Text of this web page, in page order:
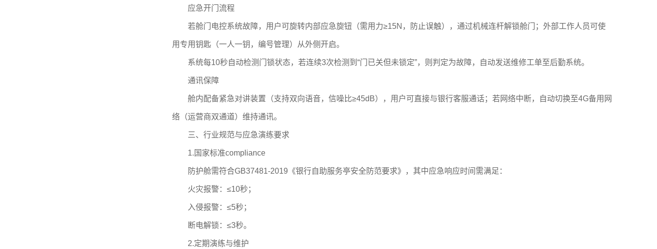
应急开门流程
若舱门电控系统故障，用户可旋转内部应急旋钮（需用力≥15N，防止误触），通过机械连杆解锁舱门；外部工作人员可使
用专用钥匙（一人一钥，编号管理）从外侧开启。
系统每10秒自动检测门锁状态，若连续3次检测到“门已关但未锁定”，则判定为故障，自动发送维修工单至后勤系统。
通讯保障
舱内配备紧急对讲装置（支持双向语音，信噪比≥45dB），用户可直接与银行客服通话；若网络中断，自动切换至4G备用网
络（运营商双通道）维持通讯。
三、行业规范与应急演练要求
1.国家标准compliance
防护舱需符合GB37481-2019《银行自助服务亭安全防范要求》，其中应急响应时间需满足：
火灾报警：≤10秒；
入侵报警：≤5秒；
断电解锁：≤3秒。
2.定期演练与维护